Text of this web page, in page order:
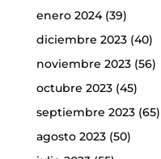
enero 2024(39)
diciembre 2023(40)
noviembre 2023(56)
octubre 2023(45)
septiembre 2023(65)
agosto 2023(50)